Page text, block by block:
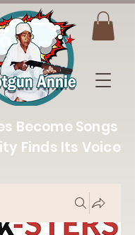
Become Songs
Finds Its Voice